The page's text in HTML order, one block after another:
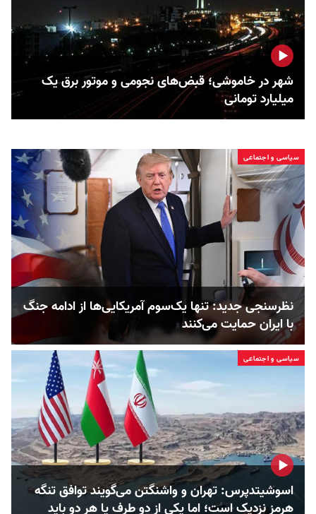
شهر در خاموشی؛ قبض‌های نجومی و موتور برق یک
میلیارد تومانی
سیاسی و اجتماعی
نظرسنجی جدید: تنها یک‌سوم آمریکایی‌ها از ادامه جنگ
با ایران حمایت می‌کنند
سیاسی و اجتماعی
اسوشیتدپرس: تهران و واشنگتن می‌گویند توافق تنگه
هرمز نزدیک است؛ اما یکی از دو طرف یا هر دو باید